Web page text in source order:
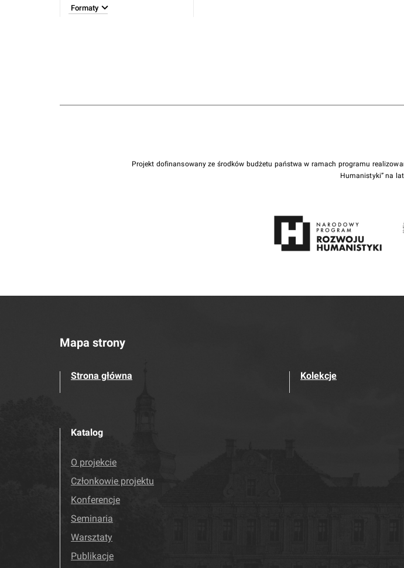
Formaty
Projekt dofinansowany ze środków budżetu państwa w ramach programu
Humanistyki” na
Mapa strony
Strona główna Kolekcje
Katalog
O projekcie
Członkowie projektu
Konferencje
Seminaria
Warsztaty
Publikacje